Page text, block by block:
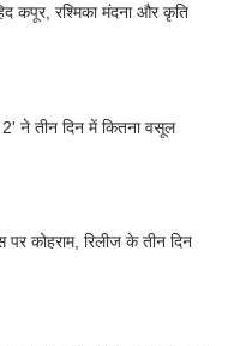
कपूर, रश्मिका मंदना और कृति
कोहराम, रिलीज के तीन दिन